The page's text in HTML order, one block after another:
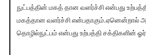
நுட்பத்தின் மகத் தான வளர்ச்சி என்பது
மகத்தான வளர்ச்சி என்பதாகும்.ஏனென்றால்
தொழில்நுட்பம் என்பது உற்பத்தி சக்திகளின்